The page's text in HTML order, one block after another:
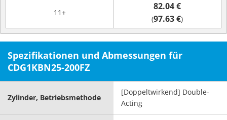
11+
82.04 €
(97.63 €)
Spezifikationen und Abmessungen für
CDG1KBN25-200FZ
Zylinder, Betriebsmethode
[Doppeltwirkend] Double-
Acting